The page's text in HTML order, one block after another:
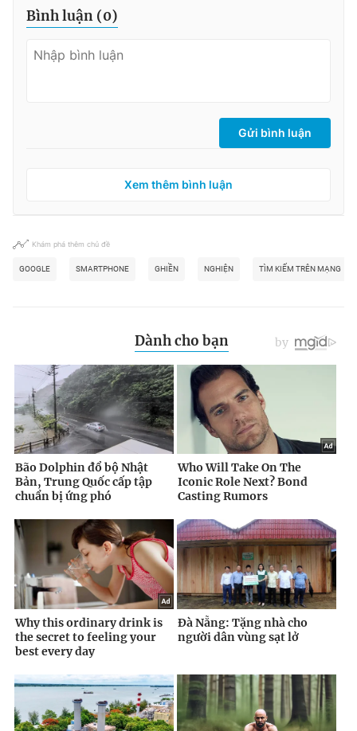
Bình luận (0)
Gửi bình luận
Xem thêm bình luận
Khám phá thêm chủ đề
GOOGLE SMARTPHONE GHIỀN NGHIỆN TÌM KIẾM TRÊN MẠNG